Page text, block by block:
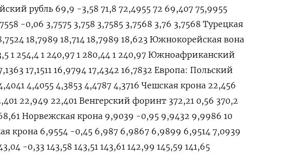
рубль 69,9 -3,58 71,8 72,4955 72 69,407 75,9955
-0,06 3,7575 3,758 3,7585 3,7568 3,76 3,7568 Турецкая
18,7989 18,714 18,7989 18,623 Южнокорейская вона
1 254,4 1 240,97 1 280,44 1 240,97 Южноафриканский
17,1511 16,9794 17,4342 16,7832 Европа: Польский
4,4055 4,3853 4,4787 4,3716 Чешская крона 22,456
22,949 22,401 Венгерский форинт 372,21 0,56 370,2
Норвежская крона 9,9039 -0,95 9,9432 9,9986 10
крона 6,9554 -0,45 6,987 6,9867 6,9899 6,9514 7,0939
-0,33 143,58 143,51 143,61 142,99 145,59 141,65